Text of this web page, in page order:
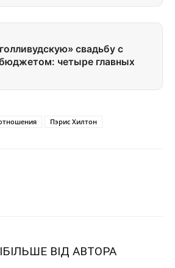
свадьбу с
четыре главных
Пэрис Хилтон
БІЛЬШЕ ВІД АВТОРА